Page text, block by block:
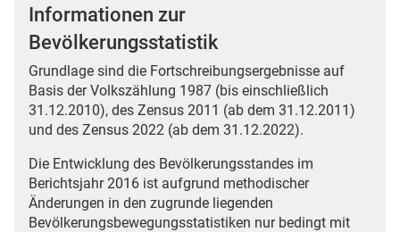
Informationen zur
Bevölkerungsstatistik
Grundlage sind die Fortschreibungsergebnisse auf
Basis der Volkszählung 1987 (bis einschließlich
31.12.2010), des Zensus 2011 (ab dem 31.12.2011)
und des Zensus 2022 (ab dem 31.12.2022).
Die Entwicklung des Bevölkerungsstandes im
Berichtsjahr 2016 ist aufgrund methodischer
Änderungen in den zugrunde liegenden
Bevölkerungsbewegungsstatistiken nur bedingt mit